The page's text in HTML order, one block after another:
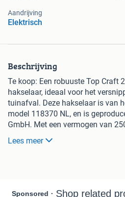
Aandrijving
Elektrisch
Beschrijving
Te koop: Een robuuste Top Craft
hakselaar, ideaal voor het
tuinafval. Deze hakselaar is van
model 118370 NL, en is
GmbH. Met een vermogen van
2800 min-1 De hakselaar is in
nog perfect, werkend te zien ook
Lees meer